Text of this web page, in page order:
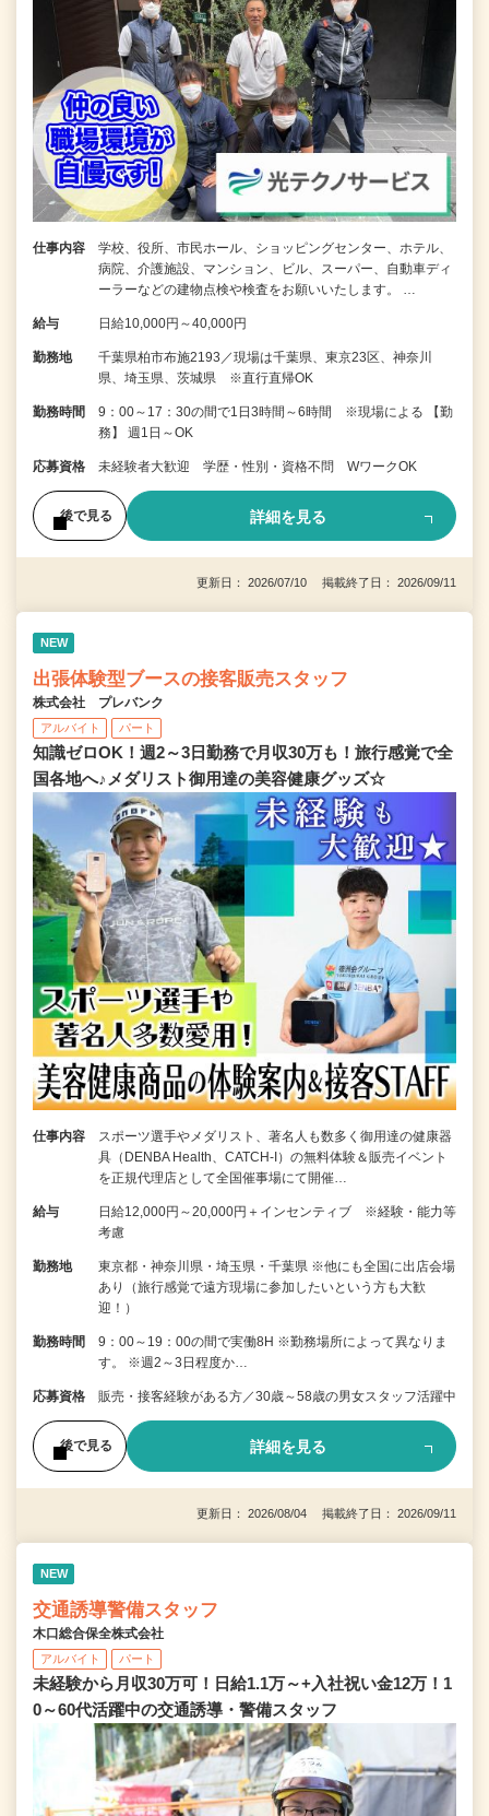
仕事内容
学校、役所、市民ホール、ショッピングセンター、ホテル、
病院、介護施設、マンション、ビル、スーパー、自動車ディ
ーラーなどの建物点検や検査をお願いいたします。 …
給与 日給10,000円～40,000円
勤務地
千葉県柏市布施2193／現場は千葉県、東京23区、神奈川
県、埼玉県、茨城県 ※直行直帰OK
勤務時間
9：00～17：30の間で1日3時間～6時間 ※現場による 【勤
務】 週1日～OK
応募資格 未経験者大歓迎 学歴・性別・資格不問 WワークOK
後で見る 詳細を見る
更新日： 2026/07/10 掲載終了日： 2026/09/11
NEW
出張体験型ブースの接客販売スタッフ
株式会社 プレバンク
アルバイト パート
知識ゼロOK！週2～3日勤務で月収30万も！旅行感覚で全
国各地へ♪メダリスト御用達の美容健康グッズ☆
仕事内容
スポーツ選手やメダリスト、著名人も数多く御用達の健康器
具（DENBA Health、CATCH-I）の無料体験＆販売イベント
を正規代理店として全国催事場にて開催…
給与
日給12,000円～20,000円＋インセンティブ ※経験・能力等
考慮
勤務地
東京都・神奈川県・埼玉県・千葉県 ※他にも全国に出店会場
あり（旅行感覚で遠方現場に参加したいという方も大歓
迎！）
勤務時間
9：00～19：00の間で実働8H ※勤務場所によって異なりま
す。 ※週2～3日程度か…
応募資格 販売・接客経験がある方／30歳～58歳の男女スタッフ活躍中
後で見る 詳細を見る
更新日： 2026/08/04 掲載終了日： 2026/09/11
NEW
交通誘導警備スタッフ
木口総合保全株式会社
アルバイト パート
未経験から月収30万可！日給1.1万～+入社祝い金12万！1
0～60代活躍中の交通誘導・警備スタッフ